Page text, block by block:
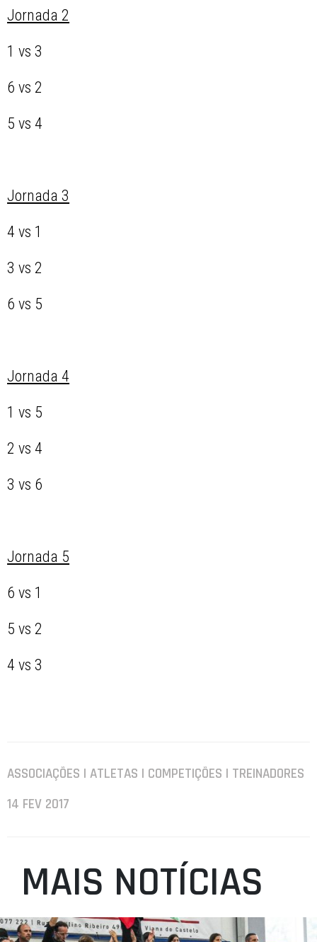
Jornada 2
1 vs 3
6 vs 2
5 vs 4
Jornada 3
4 vs 1
3 vs 2
6 vs 5
Jornada 4
1 vs 5
2 vs 4
3 vs 6
Jornada 5
6 vs 1
5 vs 2
4 vs 3
ASSOCIAÇÕES | ATLETAS | COMPETIÇÕES | TREINADORES
14 FEV 2017
MAIS NOTÍCIAS